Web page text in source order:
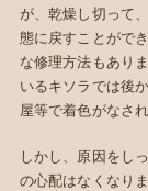
が、乾燥し切って
態に戻すことがで
な修理方法もあり
いるキソラでは後
屋等で着色がなさ
しかし、原因をし
の心配はなくなり